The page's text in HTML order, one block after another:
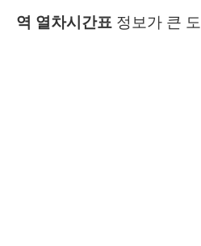
역 열차시간표 정보가 큰